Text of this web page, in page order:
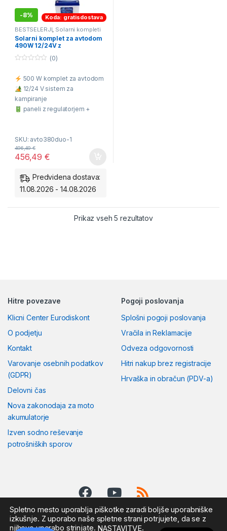
-8%
Koda: gratisdostava
BESTSELERJI Solarni kompleti
za Avtodom Solarni kompleti za
Navtiko
Solarni komplet za avtodom
490W 12/24V z
akumulatorjem 100Ah
u
o
f
(0)
500 W komplet za avtodom
12/24 V sistem za
kampiranje
paneli z regulatorjem +
Enostavna montaža
Popolna neodvisnost
SKU: avto380duo-1
456,49€
496,49€
Predvidena dostava:
11.08.2026 - 14.08.2026
Prikaz vseh 5 rezultatovRazvrščeno po ceni:
Hitre povezave
Klicni Center Eurodiskont
O podjetju
Kontakt
Varovanje osebnih podatkov
(GDPR)
Delovni čas
Nova zakonodaja za moto
akumulatorje
Izven sodno reševanje
potrošniških sporov
Pogoji poslovanja
Splošni pogoji poslovanja
Vračila in Reklamacije
Odveza odgovornosti
Hitri nakup brez registracije
Hrvaška in obračun (PDV-a)
Pošljite nam sporočilo:
Spletno mesto uporablja piškotke zaradi boljše uporabniške
izkušnje. Z uporabo naše spletne strani potrjujete, da se z
njihovo uporabo strinjate. NASTAVITVE.